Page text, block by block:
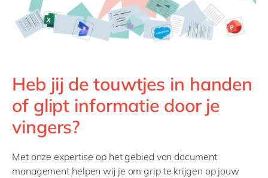
Heb jij de touwtjes in handen
of glipt informatie door je
vingers?
Met onze expertise op het gebied van document
management helpen wij je om grip te krijgen op jouw